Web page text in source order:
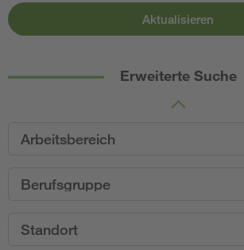
Aktualisieren
Erweiterte Suche
Arbeitsbereich
Berufsgruppe
Standort